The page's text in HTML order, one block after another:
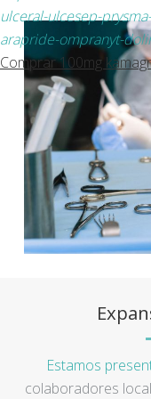
ulceral-ulcesep-
arapride-ompranyt-
Comprar 100mg
Estamos
colaboradores